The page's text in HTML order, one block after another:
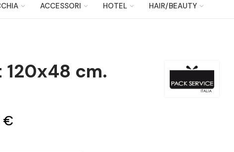
ACCESSORI HOTEL HAIR/BEAUTY
cm.
€